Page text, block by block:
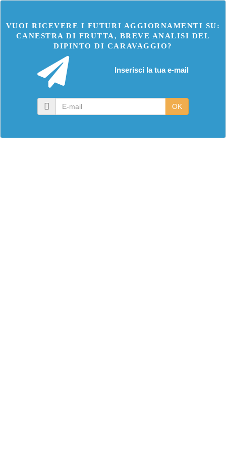
VUOI RICEVERE I FUTURI AGGIORNAMENTI SU:
CANESTRA DI FRUTTA, BREVE ANALISI DEL
DIPINTO DI CARAVAGGIO?
Inserisci la tua e-mail
OK